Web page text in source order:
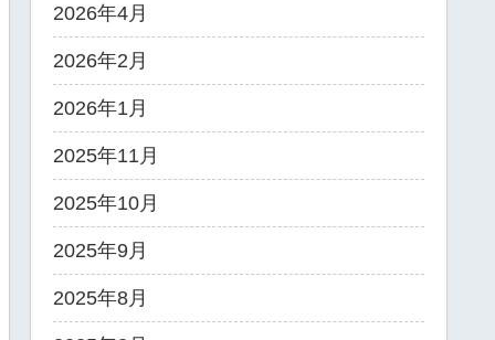
2026年4月
2026年2月
2026年1月
2025年11月
2025年10月
2025年9月
2025年8月